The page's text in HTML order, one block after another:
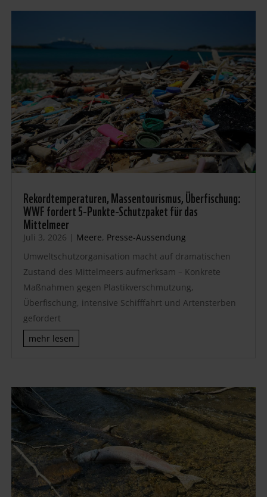
Rekordtemperaturen, Massentourismus, Überfischung:
WWF fordert 5-Punkte-Schutzpaket für das
Mittelmeer
Juli 3, 2026 | Meere, Presse-Aussendung
Umweltschutzorganisation macht auf dramatischen
Zustand des Mittelmeers aufmerksam – Konkrete
Maßnahmen gegen Plastikverschmutzung,
Überfischung, intensive Schifffahrt und Artensterben
gefordert
mehr lesen